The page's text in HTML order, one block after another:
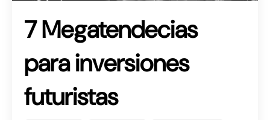
7 Megatendecias
para inversiones
futuristas